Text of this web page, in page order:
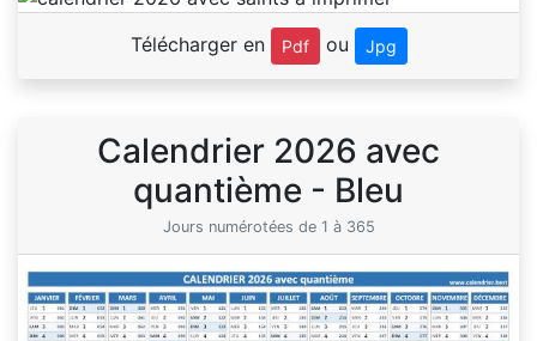
Télécharger en Pdf ou Jpg
Calendrier 2026 avec
quantième - Bleu
Jours numérotées de 1 à 365